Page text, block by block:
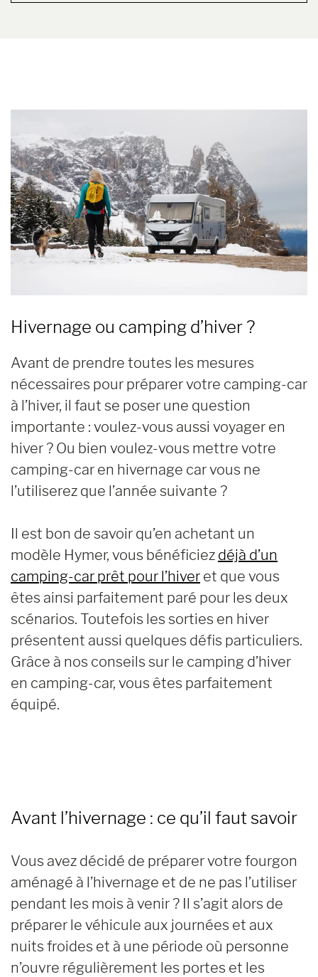
Hivernage ou camping d’hiver ?
Avant de prendre toutes les mesures
nécessaires pour préparer votre camping-car
à l’hiver, il faut se poser une question
importante : voulez-vous aussi voyager en
hiver ? Ou bien voulez-vous mettre votre
camping-car en hivernage car vous ne
l’utiliserez que l’année suivante ?
Il est bon de savoir qu’en achetant un
modèle Hymer, vous bénéficiez déjà d’un
camping-car prêt pour l’hiver et que vous
êtes ainsi parfaitement paré pour les deux
scénarios. Toutefois les sorties en hiver
présentent aussi quelques défis particuliers.
Grâce à nos conseils sur le camping d’hiver
en camping-car, vous êtes parfaitement
équipé.
Avant l’hivernage : ce qu’il faut savoir
Vous avez décidé de préparer votre fourgon
aménagé à l’hivernage et de ne pas l’utiliser
pendant les mois à venir ? Il s’agit alors de
préparer le véhicule aux journées et aux
nuits froides et à une période où personne
n’ouvre régulièrement les portes et les